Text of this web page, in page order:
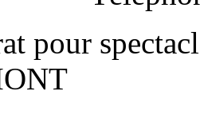
pour